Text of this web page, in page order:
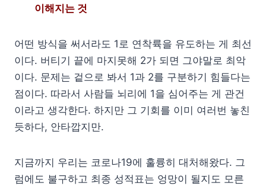
이해지는 것
어떤 방식을 써서라도 1로 연착륙을 유도하는 게 최선
이다. 버티기 끝에 마지못해 2가 되면 그야말로 최악
이다. 문제는 겉으로 봐서 1과 2를 구분하기 힘들다는
점이다. 따라서 사람들 뇌리에 1을 심어주는 게 관건
이라고 생각한다. 하지만 그 기회를 이미 여러번 놓친
듯하다, 안타깝지만.
지금까지 우리는 코로나19에 훌륭히 대처해왔다. 그
럼에도 불구하고 최종 성적표는 엉망이 될지도 모른